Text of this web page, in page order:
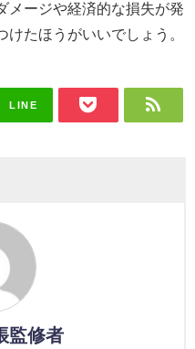
メージや経済的な損失が発
たほうがいいでしょう。
LINE
監修者